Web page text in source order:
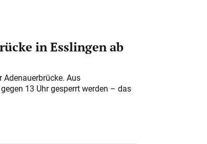
in Esslingen ab
Aus
13 Uhr gesperrt werden – das